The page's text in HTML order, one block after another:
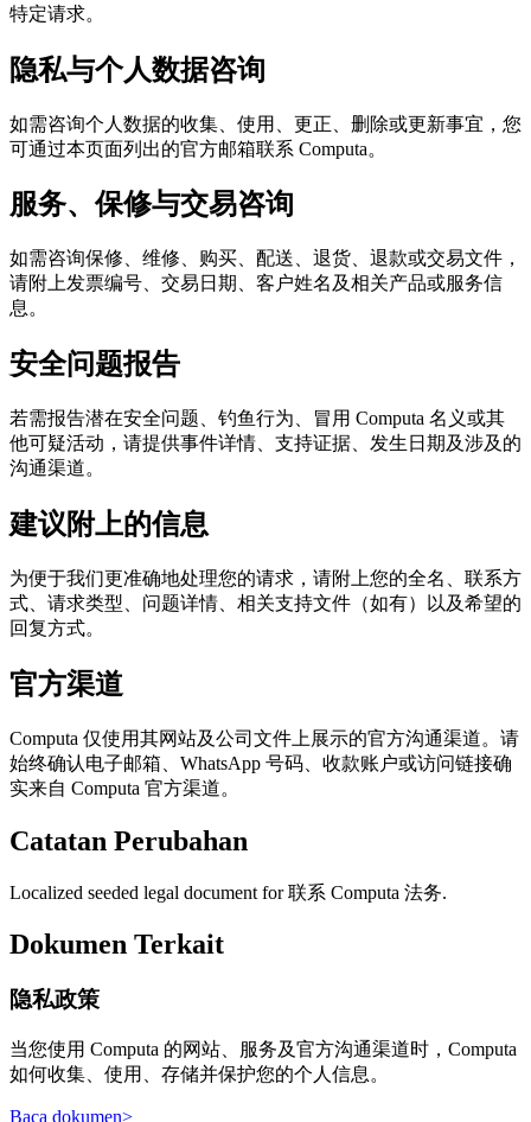
特定请求。
隐私与个人数据咨询
如需咨询个人数据的收集、使用、更正、删除或更新事宜，您
可通过本页面列出的官方邮箱联系 Computa。
服务、保修与交易咨询
如需咨询保修、维修、购买、配送、退货、退款或交易文件，
请附上发票编号、交易日期、客户姓名及相关产品或服务信
息。
安全问题报告
若需报告潜在安全问题、钓鱼行为、冒用 Computa 名义或其
他可疑活动，请提供事件详情、支持证据、发生日期及涉及的
沟通渠道。
建议附上的信息
为便于我们更准确地处理您的请求，请附上您的全名、联系方
式、请求类型、问题详情、相关支持文件（如有）以及希望的
回复方式。
官方渠道
Computa 仅使用其网站及公司文件上展示的官方沟通渠道。请
始终确认电子邮箱、WhatsApp 号码、收款账户或访问链接确
实来自 Computa 官方渠道。
Catatan Perubahan
Localized seeded legal document for 联系 Computa 法务.
Dokumen Terkait
隐私政策
当您使用 Computa 的网站、服务及官方沟通渠道时，Computa
如何收集、使用、存储并保护您的个人信息。
Baca dokumen>